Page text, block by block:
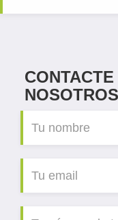
CONTACTE
NOSOTROS